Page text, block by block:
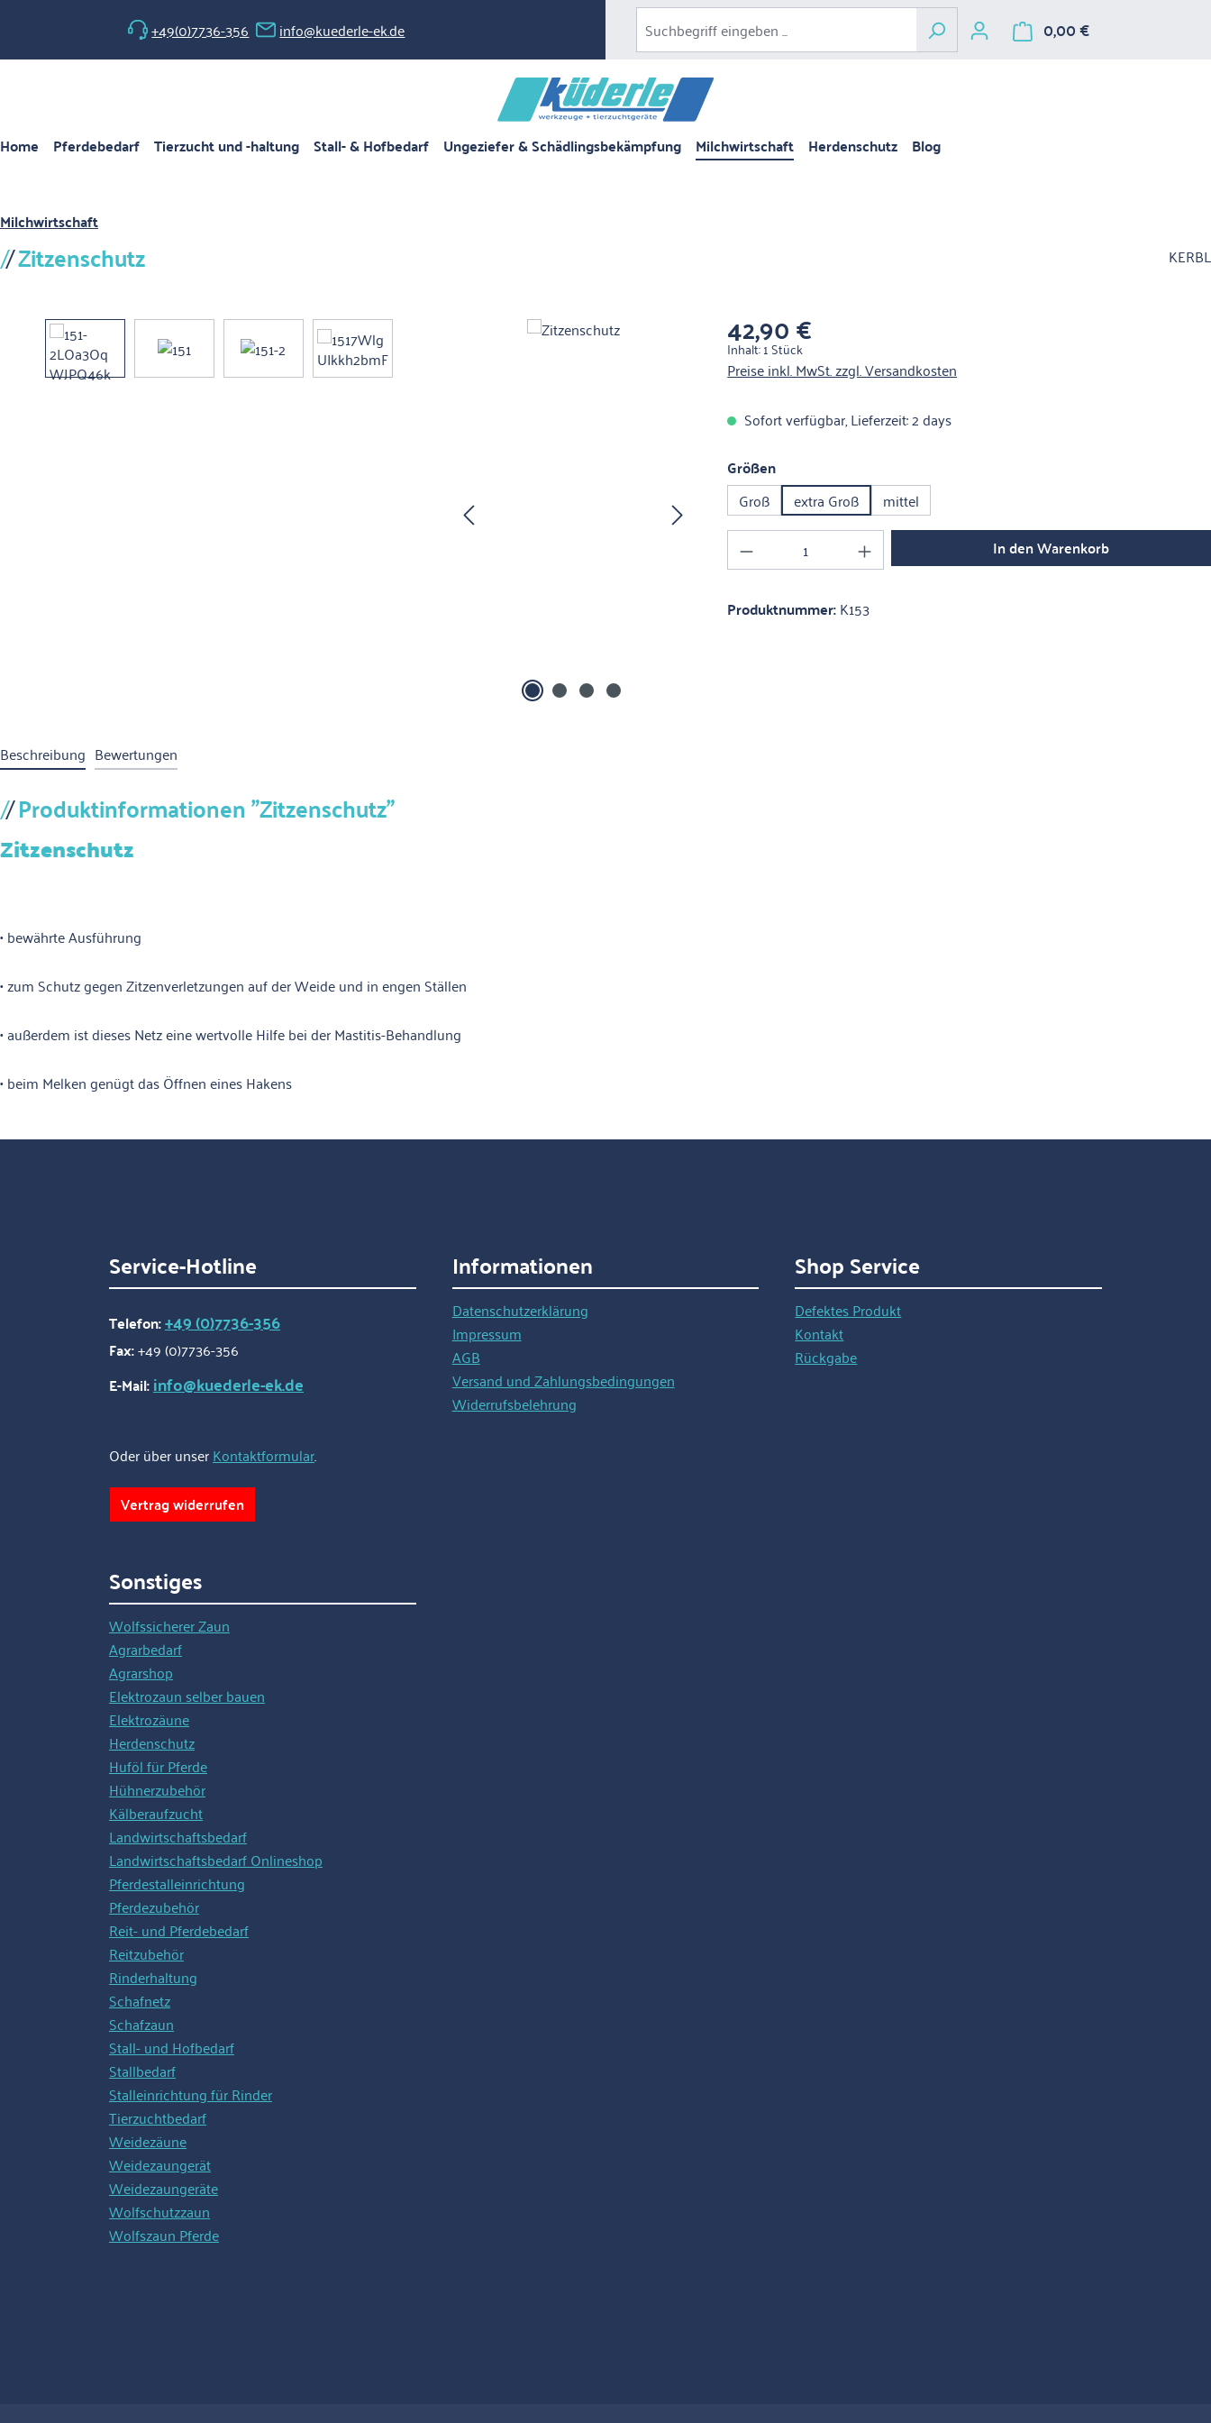
Hauptinhalt springen
Zur Hauptnavigation springen+49(0)7736-356 info@kuederle-ek.de 0,00 €Warenkorb
Home Pferdebedarf Tierzucht und -haltung Stall- & Hofbedarf Ungeziefer & Schädlingsbekämpfung Milchwirtschaft Herdenschutz Blog
Milchwirtschaft
Zitzenschutz KERBL
Bildergalerie überspringen Regulärer Preis:
42,90 €
Inhalt:1 Stück
Preise inkl. MwSt. zzgl. Versandkosten
Sofort verfügbar, Lieferzeit: 2 days
Größenauswählen
Groß extra Groß mittel
Produkt Anzahl: Gib den gewünschten Wert ein
In den Warenkorb
Produktnummer:K153
Beschreibung Bewertungen
Produktinformationen "Zitzenschutz"
Zitzenschutz
• bewährte Ausführung
• zum Schutz gegen Zitzenverletzungen auf der Weide und in engen Ställen
• außerdem ist dieses Netz eine wertvolle Hilfe bei der Mastitis-Behandlung
• beim Melken genügt das Öffnen eines Hakens
Service-Hotline
Telefon:+49 (0)7736-356
Fax:+49 (0)7736-356
E-Mail:info@kuederle-ek.de
Oder über unserKontaktformular.
Vertrag widerrufen
Informationen
Datenschutzerklärung
Impressum
AGB
Versand und Zahlungsbedingungen
Widerrufsbelehrung
Shop Service
Defektes Produkt
Kontakt
Rückgabe
Sonstiges
Wolfssicherer Zaun
Agrarbedarf
Agrarshop
Elektrozaun selber bauen
Elektrozäune
Herdenschutz
Huföl für Pferde
Hühnerzubehör
Kälberaufzucht
Landwirtschaftsbedarf
Landwirtschaftsbedarf Onlineshop
Pferdestalleinrichtung
Pferdezubehör
Reit- und Pferdebedarf
Reitzubehör
Rinderhaltung
Schafnetz
Schafzaun
Stall- und Hofbedarf
Stallbedarf
Stalleinrichtung für Rinder
Tierzuchtbedarf
Weidezäune
Weidezaungerät
Weidezaungeräte
Wolfschutzzaun
Wolfszaun Pferde